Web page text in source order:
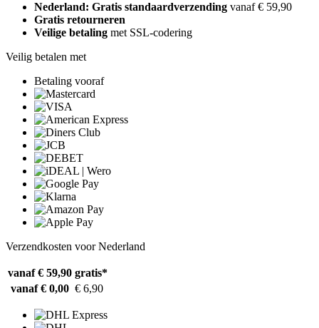
Nederland: Gratis standaardverzending vanaf € 59,90
Gratis retourneren
Veilige betaling met SSL-codering
Veilig betalen met
Betaling vooraf
Verzendkosten voor Nederland
vanaf € 59,90 gratis*
vanaf € 0,00 € 6,90